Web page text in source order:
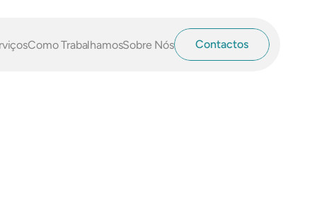
Como TrabalhamosSobre Nós Contactos